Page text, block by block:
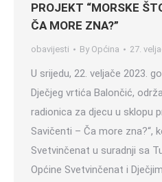
PROJEKT “MORSKE
ČA MORE ZNA?”
obavijesti By Općina 27.
U srijedu, 22. veljače 2023.
Dječjeg vrtića Balončić,
radionica za djecu u sklopu
Savičenti – Ča more zna?“,
Svetvinčenat u suradnji sa
Općine Svetvinčenat i